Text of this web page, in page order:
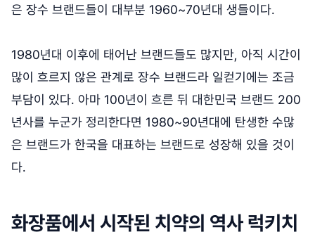
은 장수 브랜드들이 대부분 1960~70년대 생들이다.
1980년대 이후에 태어난 브랜드들도 많지만, 아직 시간이
많이 흐르지 않은 관계로 장수 브랜드라 일컫기에는 조금
부담이 있다. 아마 100년이 흐른 뒤 대한민국 브랜드 200
년사를 누군가 정리한다면 1980~90년대에 탄생한 수많
은 브랜드가 한국을 대표하는 브랜드로 성장해 있을 것이
다.
화장품에서 시작된 치약의 역사 럭키치